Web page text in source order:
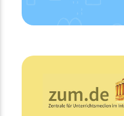
zur Webseite